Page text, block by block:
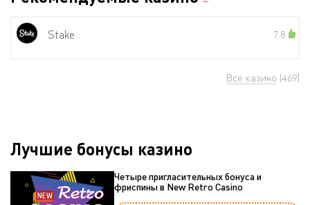
Stake 7.8
Все казино (469)
Лучшие бонусы казино
Четыре пригласительных бонуса и
фриспины в New Retro Casino